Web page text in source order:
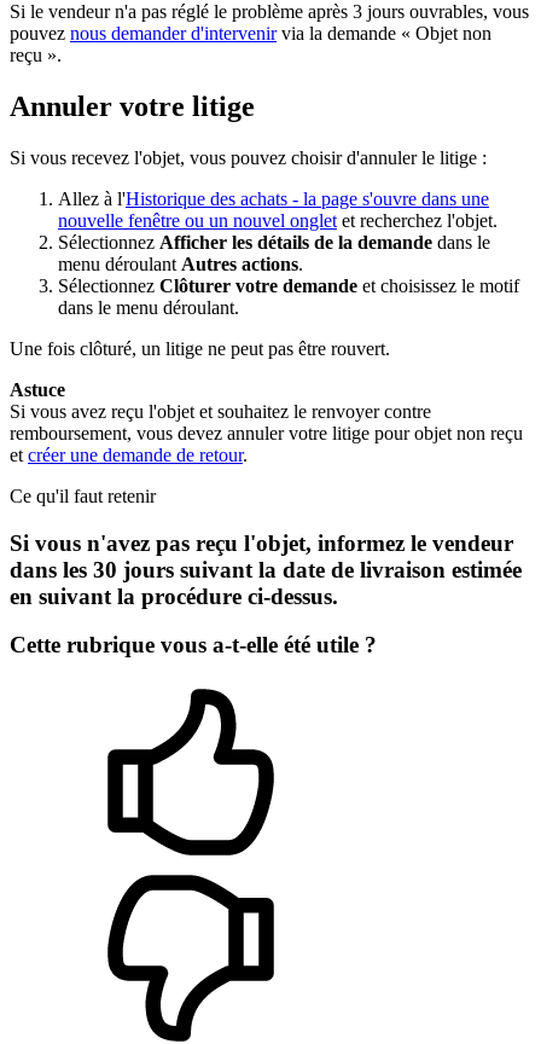
Si le vendeur n'a pas réglé le problème après 3 jours ouvrables, vous
pouvez nous demander d'intervenirvia la demande « Objet non
reçu ».
Annuler votre litige
Si vous recevez l'objet, vous pouvez choisir d'annuler le litige :
Allez à l'Historique des achats - la page s'ouvre dans une
nouvelle fenêtre ou un nouvel onglet et recherchez l'objet.
Sélectionnez Afficher les détails de la demande dans le
menu déroulant Autres actions.
Sélectionnez Clôturer votre demande et choisissez le motif
dans le menu déroulant.
Une fois clôturé, un litige ne peut pas être rouvert.
Astuce
Si vous avez reçu l'objet et souhaitez le renvoyer contre
remboursement, vous devez annuler votre litige pour objet non reçu
et créer une demande de retour.
Ce qu'il faut retenir
Si vous n'avez pas reçu l'objet, informez le vendeur
dans les 30 jours suivant la date de livraison estimée
en suivant la procédure ci-dessus.
Cette rubrique vous a-t-elle été utile ?